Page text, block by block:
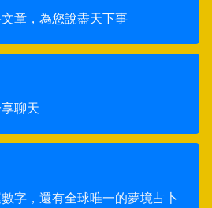
章，為您說盡天下事
聊天
字，還有全球唯一的夢境占卜